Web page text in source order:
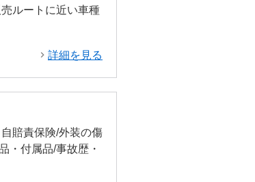
ルートに近い車種
詳細を見る
賠責保険/外装の傷
・付属品/事故歴・